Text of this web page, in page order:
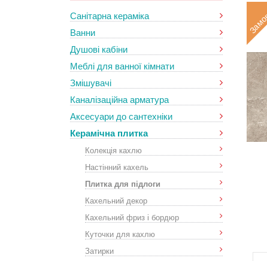
Санітарна кераміка
Ванни
Душові кабіни
Меблі для ванної кімнати
Змішувачі
Каналізаційна арматура
Аксесуари до сантехніки
Керамічна плитка
Колекція кахлю
Настінний кахель
Плитка для підлоги
Кахельний декор
Кахельний фриз і бордюр
Куточки для кахлю
Затирки